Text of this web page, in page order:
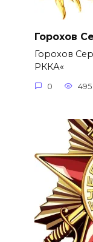
Горохов
Горохов
РККА«
0 495